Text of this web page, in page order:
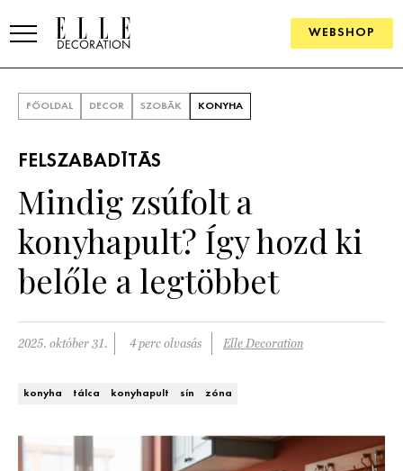
WEBSHOP
SZOBÁK
Konyha
Fürdőszoba
Nappali
ÖTLETEK
Szállodák és vendégházak WEBSHOP
FŐOLDAL DECOR SZOBÁK KONYHA
FELSZABADÍTÁS
Mindig zsúfolt a
konyhapult? Így hozd ki
belőle a legtöbbet
2025. október 31. 4 perc olvasás Elle Decoration
konyha tálca konyhapult sín zóna